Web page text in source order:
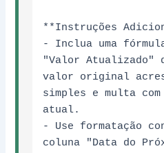
**Instruções
- Inclua uma
"Valor Atualizado"
valor original
simples e multa
atual.
- Use formatação
coluna "Data do